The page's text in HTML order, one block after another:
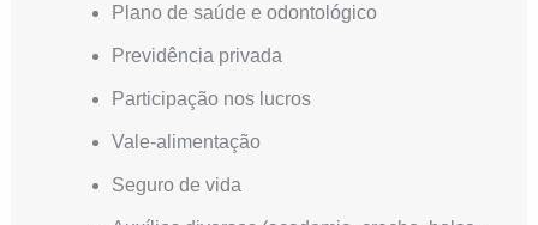
Plano de saúde e odontológico
Previdência privada
Participação nos lucros
Vale-alimentação
Seguro de vida